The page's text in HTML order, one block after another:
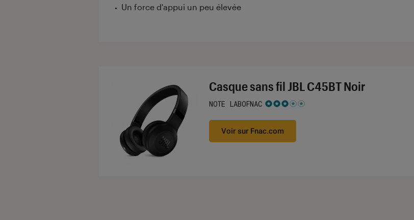
Un force d'appui un peu élevée
Casque sans fil JBL C45BT Noir
NOTE LABOFNAC
Noté 3 étoiles sur 5
Voir sur Fnac.com